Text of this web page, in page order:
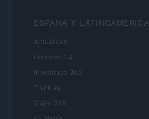
ESPANA Y LATINOAMERICA
Actualidad
Finanzas 24
Investindo 365
Think.es
Viajar 365